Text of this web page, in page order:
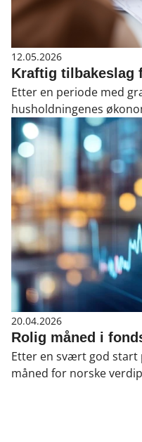
12.05.2026
Kraftig tilbakeslag
Etter en periode med
husholdningenes
pessimismen kommet
20.04.2026
Rolig måned i
Etter en svært god start
måned for norske